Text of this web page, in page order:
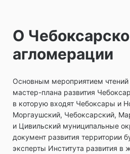
О
агломерации
Основным мероприятием
мастер-плана развития
в которую входят Чебоксары и
Моргаушский, Чебоксарский,
и Цивильский муниципальные
документ развития территории
эксперты Института развития в